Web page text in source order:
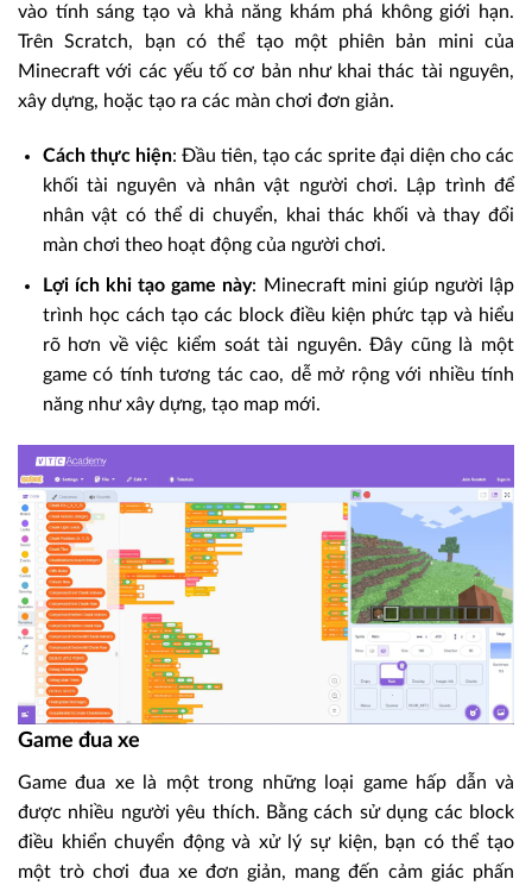
vào tính sáng tạo và khả năng khám phá không giới hạn.
Trên Scratch, bạn có thể tạo một phiên bản mini của
Minecraft với các yếu tố cơ bản như khai thác tài nguyên,
xây dựng, hoặc tạo ra các màn chơi đơn giản.
Cách thực hiện: Đầu tiên, tạo các sprite đại diện cho các
khối tài nguyên và nhân vật người chơi. Lập trình để
nhân vật có thể di chuyển, khai thác khối và thay đổi
màn chơi theo hoạt động của người chơi.
Lợi ích khi tạo game này: Minecraft mini giúp người lập
trình học cách tạo các block điều kiện phức tạp và hiểu
rõ hơn về việc kiểm soát tài nguyên. Đây cũng là một
game có tính tương tác cao, dễ mở rộng với nhiều tính
năng như xây dựng, tạo map mới.
Game đua xe
Game đua xe là một trong những loại game hấp dẫn và
được nhiều người yêu thích. Bằng cách sử dụng các block
điều khiển chuyển động và xử lý sự kiện, bạn có thể tạo
một trò chơi đua xe đơn giản, mang đến cảm giác phấn